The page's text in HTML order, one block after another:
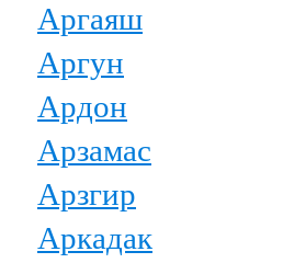
Аргаяш
Аргун
Ардон
Арзамас
Арзгир
Аркадак